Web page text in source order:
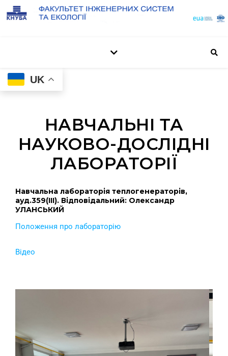
UK
НАВЧАЛЬНІ ТА
НАУКОВО-ДОСЛІДНІ
ЛАБОРАТОРІЇ
Навчальна лабораторія теплогенераторів,
ауд.359(ІІІ). Відповідальний: Олександр
УЛАНСЬКИЙ
Положення про лабораторію
Відео